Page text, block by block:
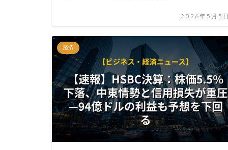
2026年5月5
経済